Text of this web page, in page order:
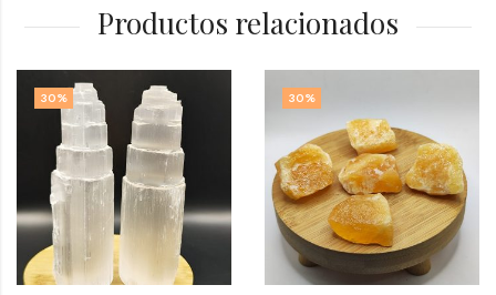
Productos relacionados
30% 30%